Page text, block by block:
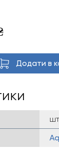
Поточна
2
045 ₴.
Додати в